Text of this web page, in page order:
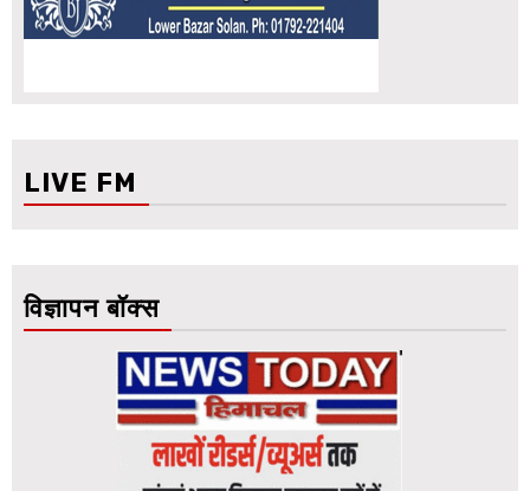
LIVE FM
विज्ञापन बॉक्स